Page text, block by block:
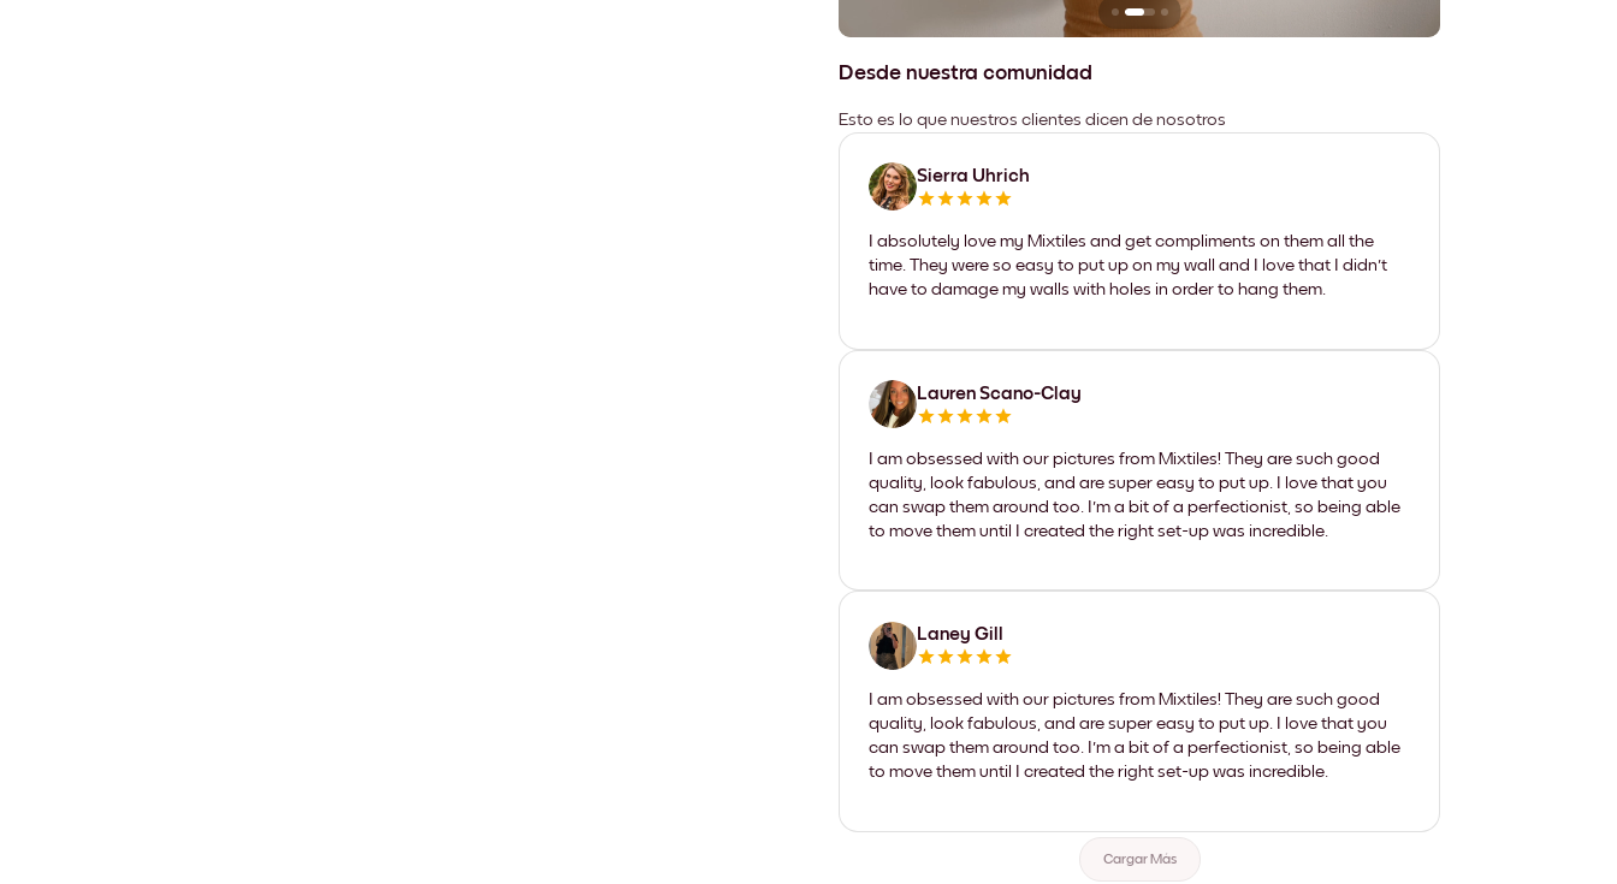
Desde nuestra comunidad
Esto es lo que nuestros clientes dicen de nosotros
Sierra Uhrich
I absolutely love my Mixtiles and get compliments on them all the
time. They were so easy to put up on my wall and I love that I didn't
have to damage my walls with holes in order to hang them.
Lauren Scano-Clay
I am obsessed with our pictures from Mixtiles! They are such good
quality, look fabulous, and are super easy to put up. I love that you
can swap them around too. I'm a bit of a perfectionist, so being able
to move them until I created the right set-up was incredible.
Laney Gill
I am obsessed with our pictures from Mixtiles! They are such good
quality, look fabulous, and are super easy to put up. I love that you
can swap them around too. I'm a bit of a perfectionist, so being able
to move them until I created the right set-up was incredible.
Cargar Más